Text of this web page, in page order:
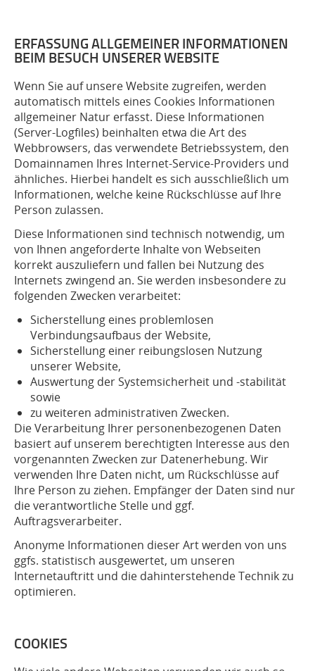
ERFASSUNG ALLGEMEINER INFORMATIONEN
BEIM BESUCH UNSERER WEBSITE
Wenn Sie auf unsere Website zugreifen, werden
automatisch mittels eines Cookies Informationen
allgemeiner Natur erfasst. Diese Informationen
(Server-Logfiles) beinhalten etwa die Art des
Webbrowsers, das verwendete Betriebssystem, den
Domainnamen Ihres Internet-Service-Providers und
ähnliches. Hierbei handelt es sich ausschließlich um
Informationen, welche keine Rückschlüsse auf Ihre
Person zulassen.
Diese Informationen sind technisch notwendig, um
von Ihnen angeforderte Inhalte von Webseiten
korrekt auszuliefern und fallen bei Nutzung des
Internets zwingend an. Sie werden insbesondere zu
folgenden Zwecken verarbeitet:
Sicherstellung eines problemlosen
Verbindungsaufbaus der Website,
Sicherstellung einer reibungslosen Nutzung
unserer Website,
Auswertung der Systemsicherheit und -stabilität
sowie
zu weiteren administrativen Zwecken.
Die Verarbeitung Ihrer personenbezogenen Daten
basiert auf unserem berechtigten Interesse aus den
vorgenannten Zwecken zur Datenerhebung. Wir
verwenden Ihre Daten nicht, um Rückschlüsse auf
Ihre Person zu ziehen. Empfänger der Daten sind nur
die verantwortliche Stelle und ggf.
Auftragsverarbeiter.
Anonyme Informationen dieser Art werden von uns
ggfs. statistisch ausgewertet, um unseren
Internetauftritt und die dahinterstehende Technik zu
optimieren.
COOKIES